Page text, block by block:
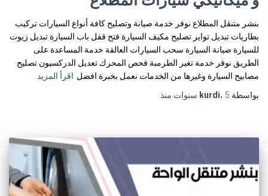
بنشر متنقل المطلاع نوفر خدمة صيانة وتصليح كافة أنواع السيارات تركيب
بطاريات تبديل تواير تصليح مكيف السيارة فتح قفل باب السيارة تبديل زيوت
للسيارة صيانة السيارة سحب السيارات العالقة خدمة المساعدة على
الطريق نوفر خدمة تغير الطرمبة فحص المحرك تعديل الدركسيون تصليح
مصابيح السيارة وغيرها من الخدمات نعمل بخبرة افضل اقرأ المزيد
بواسطة
kurdi، 5 سنوات منذ